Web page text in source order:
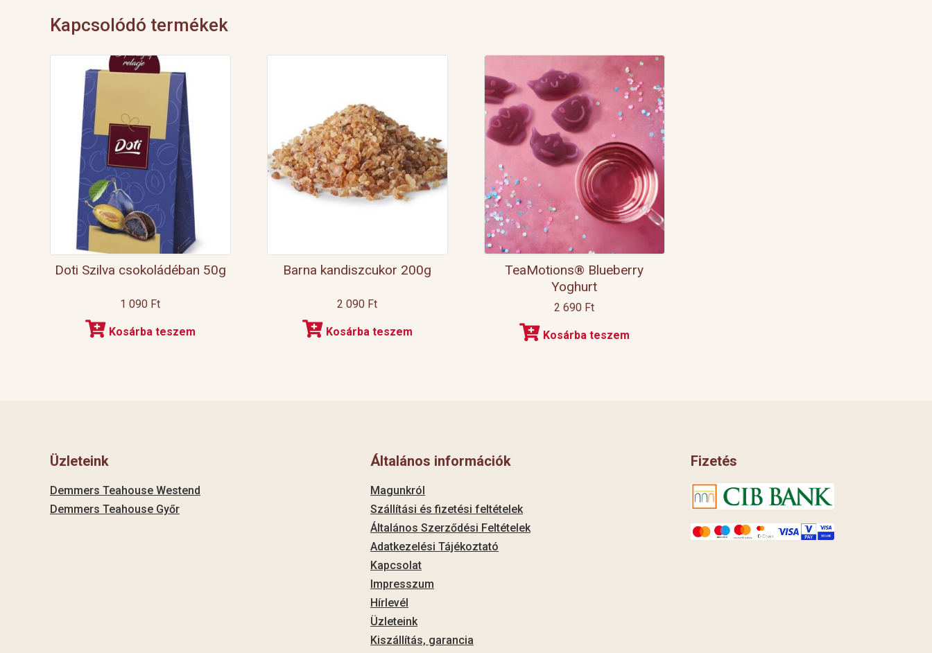
Kapcsolódó termékek
Doti Szilva csokoládéban 50g
1 090 Ft
Kosárba teszem
Barna kandiszcukor 200g
2 090 Ft
Kosárba teszem
TeaMotions® Blueberry
Yoghurt
2 690 Ft
Kosárba teszem
Üzleteink
Demmers Teahouse Westend
Demmers Teahouse Győr
Általános információk
Magunkról
Szállítási és fizetési feltételek
Általános Szerződési Feltételek
Adatkezelési Tájékoztató
Kapcsolat
Impresszum
Hírlevél
Üzleteink
Kiszállítás, garancia
Fizetés